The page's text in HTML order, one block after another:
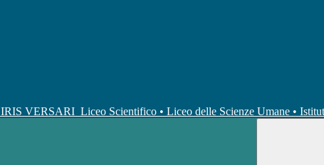
IRIS VERSARI Liceo Scientifico • Liceo delle Scienze Umane •